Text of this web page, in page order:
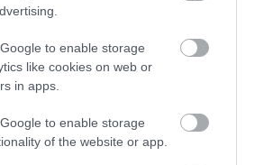
to enable storage
like cookies on web or
in apps.
to enable storage
of the website or app.
#káposzta